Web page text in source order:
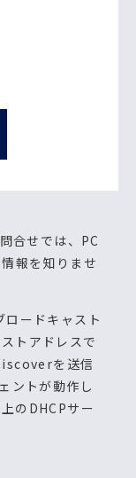
合せでは、PC
報を知りませ
ードキャスト
トアドレスで
を送信
ントが動作し
のDHCPサー